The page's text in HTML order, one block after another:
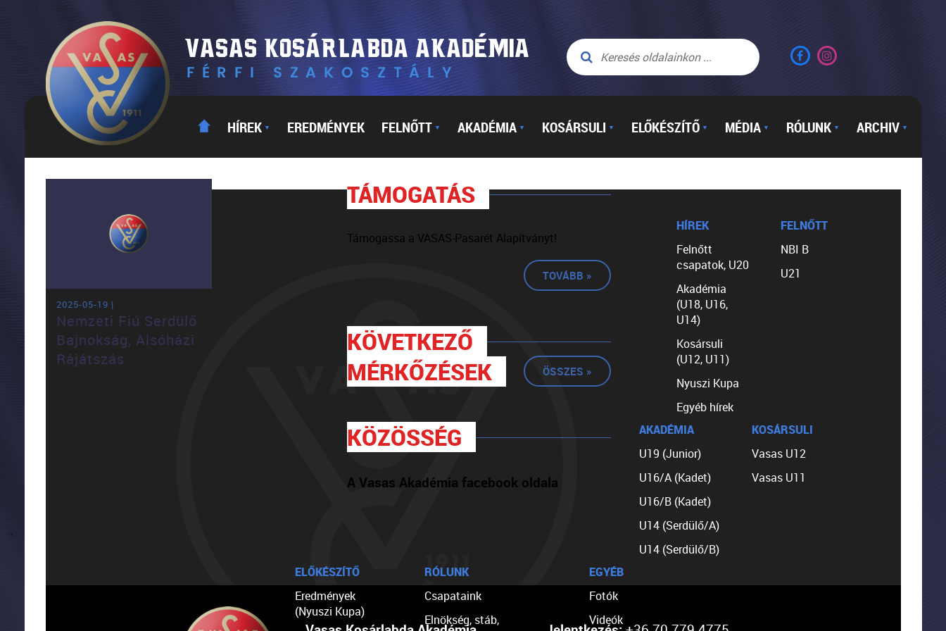
HÍREK ▼ EREDMÉNYEK FELNŐTT ▼ AKADÉMIA ▼ KOSÁRSULI ▼ ELŐKÉSZÍTŐ ▼ MÉDIA ▼ RÓLUNK ▼ ARCHIV ▼
2025-05-19 |
Nemzeti Fiú Serdülő
Bajnokság, Alsóházi
Rájátszás
TÁMOGATÁS
Támogassa a VASAS-Pasarét Alapítványt!
TOVÁBB »
KÖVETKEZŐ
MÉRKŐZÉSEK
ÖSSZES »
KÖZÖSSÉG
A Vasas Akadémia facebook oldala
HÍREK
Felnőtt
csapatok, U20
Akadémia
(U18, U16,
U14)
Kosársuli
(U12, U11)
Nyuszi Kupa
Egyéb hírek
FELNŐTT
NBI B
U21
AKADÉMIA
U19 (Junior)
U16/A (Kadet)
U16/B (Kadet)
U14 (Serdülő/A)
U14 (Serdülő/B)
KOSÁRSULI
Vasas U12
Vasas U11
ELŐKÉSZÍTŐ
Eredmények
(Nyuszi Kupa)
RÓLUNK
Csapataink
Elnökség, stáb,
EGYÉB
Fotók
Videók